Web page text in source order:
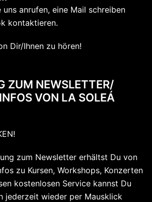
uns anrufen, eine Mail schreiben
kontaktieren.
Dir/Ihnen zu hören!
ZUM NEWSLETTER/
VON LA SOLEÁ
zum Newsletter erhältst Du von
zu Kursen, Workshops, Konzerten
kostenlosen Service kannst Du
jederzeit wieder per Mausklick